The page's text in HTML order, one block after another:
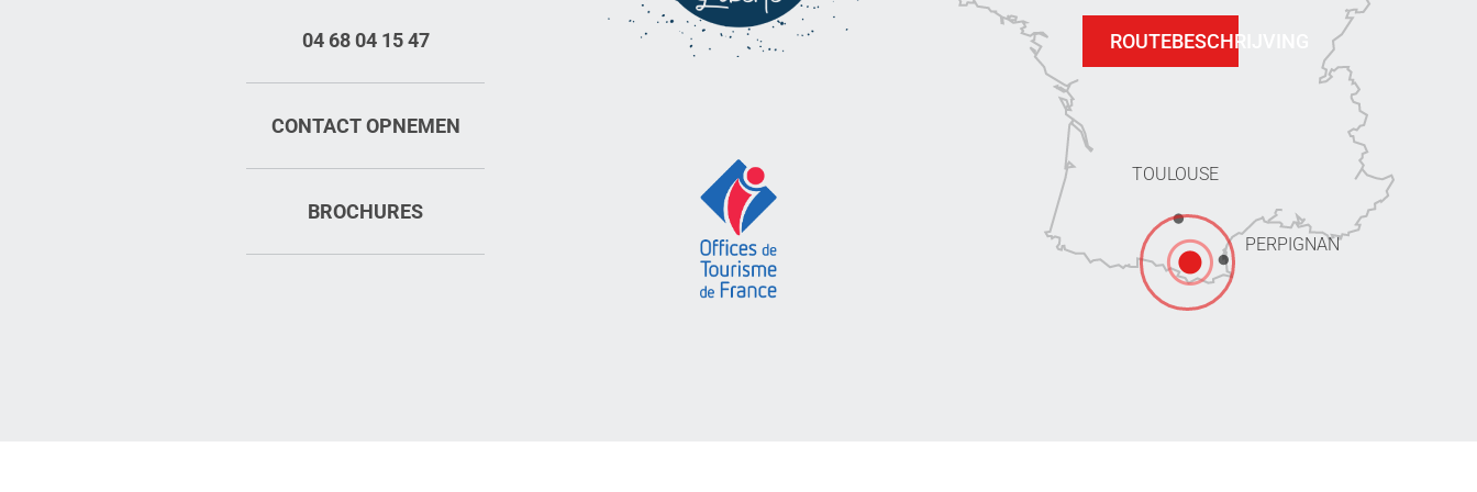
04 68 04 15 47
CONTACT OPNEMEN
BROCHURES
TOULOUSE
PERPIGNAN
ROUTEBESCHRIJVING